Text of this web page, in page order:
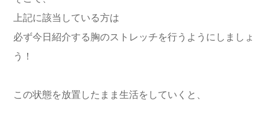
上記に該当している方は
必ず今日紹介する胸のストレッチを行うようにしましょ
う！
この状態を放置したまま生活をしていくと、